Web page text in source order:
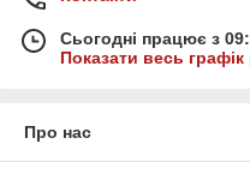
Сьогодні працює з
Показати весь
Про нас